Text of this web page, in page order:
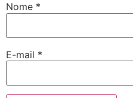
Nome *
E-mail *